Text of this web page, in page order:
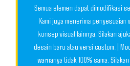
Semua elemen dapat dimodifikasi
Kami juga menerima penyesuaian
konsep visual lainnya. Silakan
desain baru atau versi custom. |
warnanya tidak 100% sama.